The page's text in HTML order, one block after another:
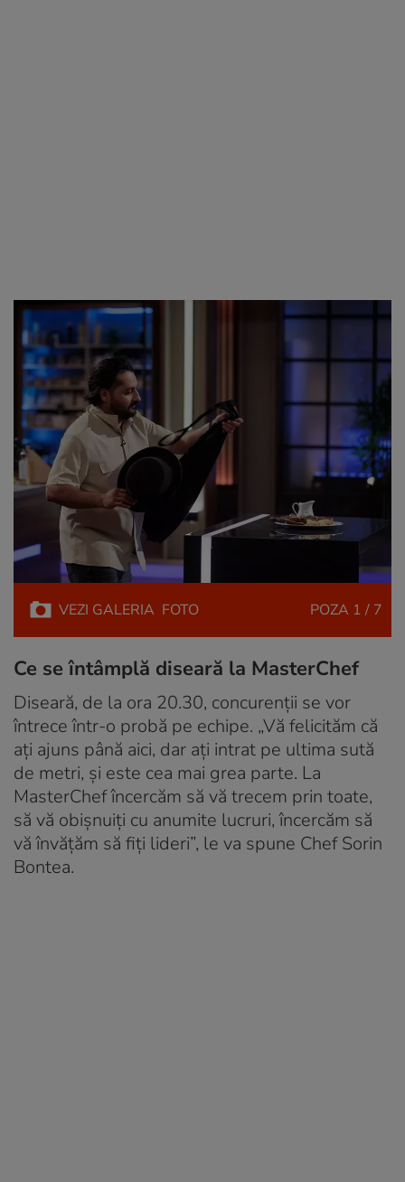
VEZI GALERIA FOTO POZA 1 / 7
Ce se întâmplă diseară la MasterChef
Diseară, de la ora 20.30, concurenții se vor
întrece într-o probă pe echipe. „Vă felicităm că
ați ajuns până aici, dar ați intrat pe ultima sută
de metri, și este cea mai grea parte. La
MasterChef încercăm să vă trecem prin toate,
să vă obișnuiți cu anumite lucruri, încercăm să
vă învățăm să fiți lideri”, le va spune Chef Sorin
Bontea.